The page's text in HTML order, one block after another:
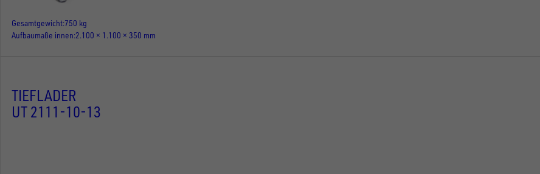
Gesamtgewicht 750 kg
Aufbaumaße innen 2.100 × 1.100 × 350 mm
TIEFLADER
UT 2111-10-13